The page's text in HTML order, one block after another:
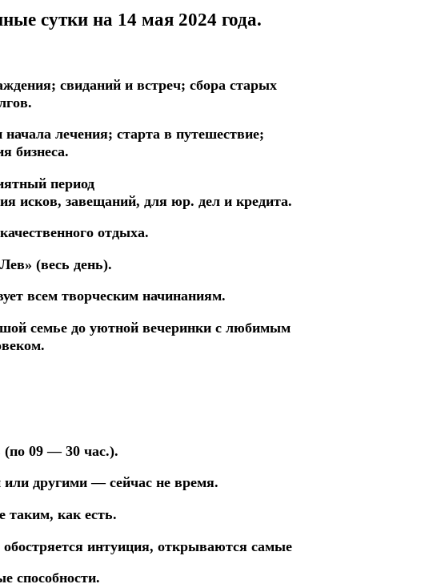
сутки на 14 мая 2024 года.
свиданий и встреч; сбора старых
начала лечения; старта в путешествие;
бизнеса.
период
исков, завещаний, для юр. дел и кредита.
отдыха.
(весь день).
всем творческим начинаниям.
семье до уютной вечеринки с любимым
(по 09 — 30 час.).
другими — сейчас не время.
таким, как есть.
интуиция, открываются самые
способности.